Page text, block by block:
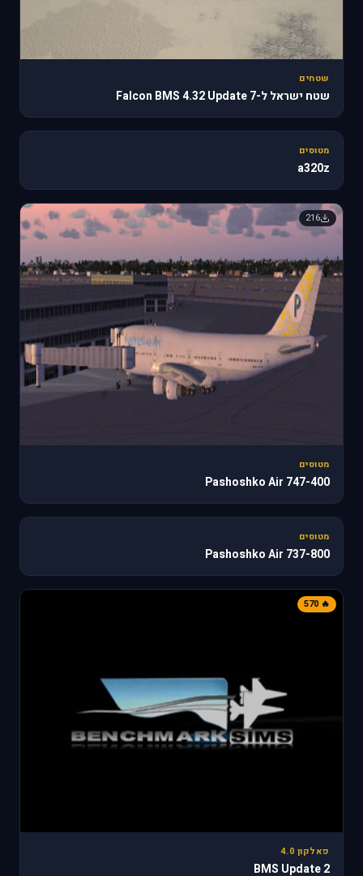
שטחים
שטח ישראל ל-Falcon BMS 4.32 Update 7
🔥 818
מטוסים
a320z
216
מטוסים
747-400 Pashoshko Air
187
מטוסים
737-800 Pashoshko Air
🔥 570
פאלקון 4.0
BMS Update 2